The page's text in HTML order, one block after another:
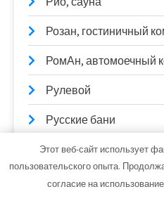
Розан, гостиничный
РомАн, автомоечный
Рулевой
Русские бани
Русь, гостинично-
Рэн, сервисный
Этот веб-сайт использует
пользовательского опыта.
согласие на